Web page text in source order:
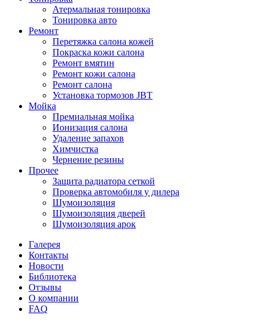
Атермальная тонировка
Тонировка авто
Ремонт
Перетяжка салона кожей
Покраска кожи салона
Ремонт вмятин
Ремонт кожи салона
Ремонт салона
Установка тормозов JBT
Мойка
Премиальная мойка
Ионизация салона
Удаление запахов
Химчистка
Чернение резины
Прочее
Защита радиатора сеткой
Проверка автомобиля у дилера
Шумоизоляция
Шумоизоляция дверей
Шумоизоляция арок
Галерея
Контакты
Новости
Библиотека
Отзывы
О компании
FAQ